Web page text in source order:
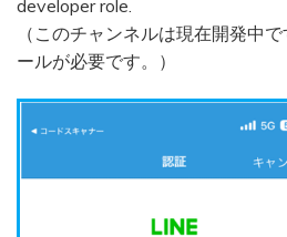
developer role.
（このチャンネルは現在開発中
ールが必要です。）